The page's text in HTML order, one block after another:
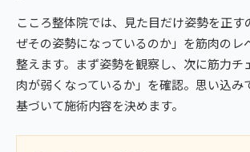
こころ整体院では、見た目だけ姿勢を正す
ぜその姿勢になっているのか」を筋肉のレ
整えます。まず姿勢を観察し、次に筋力チ
肉が弱くなっているか」を確認。思い込み
基づいて施術内容を決めます。